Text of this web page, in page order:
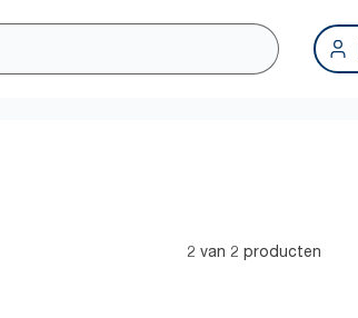
2 van 2 producten